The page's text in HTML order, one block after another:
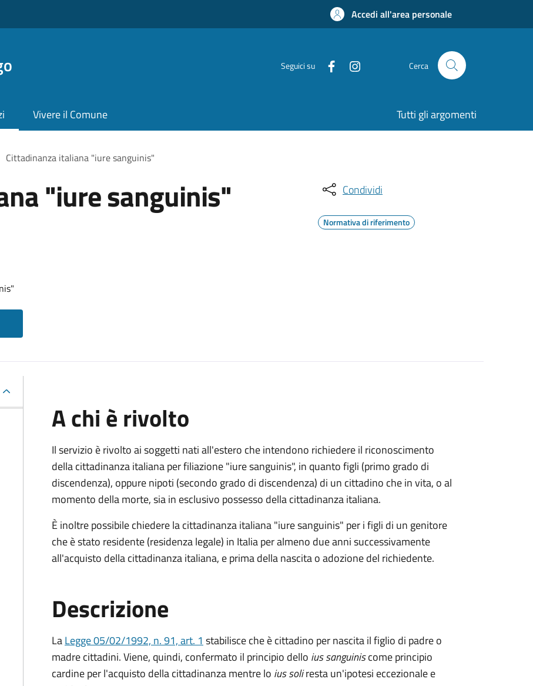
Accedi all'area personale
Seguici su Cerca
Vivere il Comune Tutti gli argomenti
Cittadinanza italiana "iure sanguinis"
"iure sanguinis" Condividi
Normativa di riferimento
A chi è rivolto
Il servizio è rivolto ai soggetti nati all'estero che intendono richiedere il riconoscimento
della cittadinanza italiana per filiazione "iure sanguinis", in quanto figli (primo grado di
discendenza), oppure nipoti (secondo grado di discendenza) di un cittadino che in vita, o al
momento della morte, sia in esclusivo possesso della cittadinanza italiana.
È inoltre possibile chiedere la cittadinanza italiana "iure sanguinis" per i figli di un genitore
che è stato residente (residenza legale) in Italia per almeno due anni successivamente
all'acquisto della cittadinanza italiana, e prima della nascita o adozione del richiedente.
Descrizione
LaLegge 05/02/1992, n. 91, art. 1 stabilisce che è cittadino per nascita il figlio di padre o
madre cittadini. Viene, quindi, confermato il principio dello ius sanguiniscome principio
cardine per l'acquisto della cittadinanza mentre lo ius soliresta un'ipotesi eccezionale e